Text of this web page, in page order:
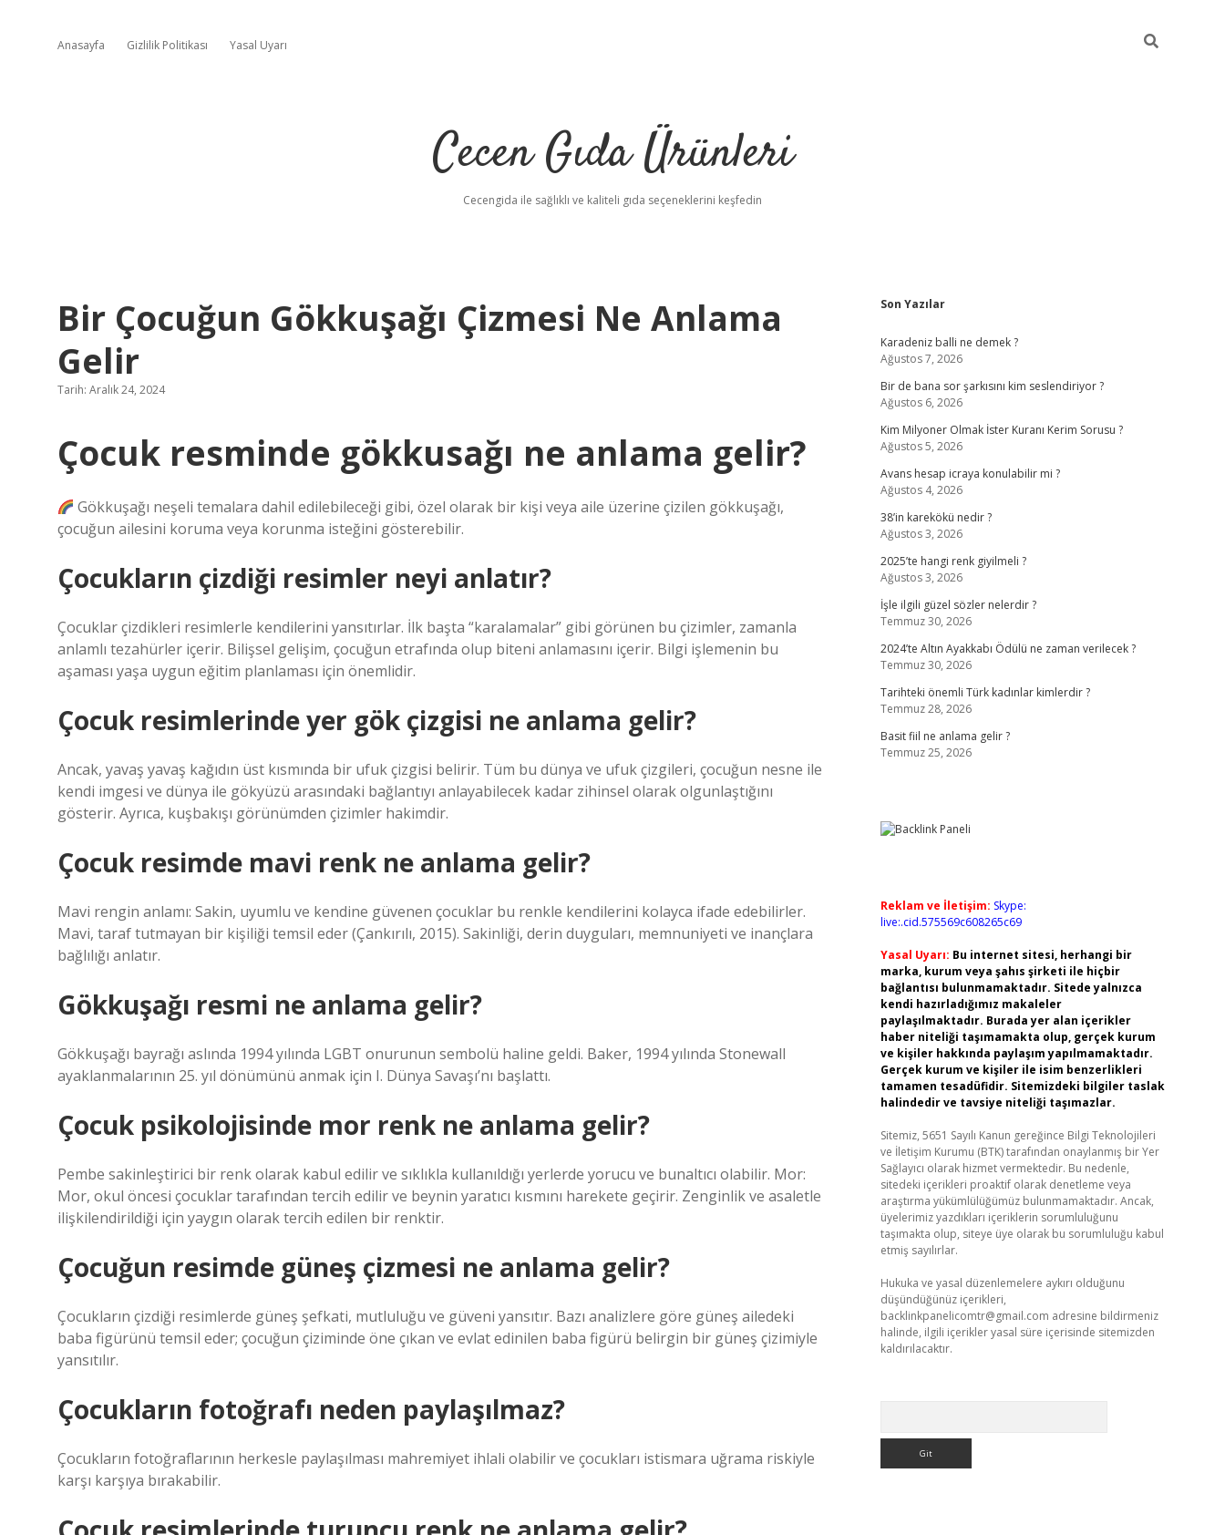
Anasayfa Gizlilik Politikası Yasal Uyarı
Cecen Gıda Ürünleri
Cecengida ile sağlıklı ve kaliteli gıda seçeneklerini keşfedin
Bir Çocuğun Gökkuşağı Çizmesi Ne Anlama
Gelir
Tarih: Aralık 24, 2024
Çocuk resminde gökkusağı ne anlama gelir?
Gökkuşağı neşeli temalara dahil edilebileceği gibi, özel olarak bir kişi veya aile üzerine çizilen gökkuşağı,
çocuğun ailesini koruma veya korunma isteğini gösterebilir.
Çocukların çizdiği resimler neyi anlatır?
Çocuklar çizdikleri resimlerle kendilerini yansıtırlar. İlk başta “karalamalar” gibi görünen bu çizimler, zamanla
anlamlı tezahürler içerir. Bilişsel gelişim, çocuğun etrafında olup biteni anlamasını içerir. Bilgi işlemenin bu
aşaması yaşa uygun eğitim planlaması için önemlidir.
Çocuk resimlerinde yer gök çizgisi ne anlama gelir?
Ancak, yavaş yavaş kağıdın üst kısmında bir ufuk çizgisi belirir. Tüm bu dünya ve ufuk çizgileri, çocuğun nesne ile
kendi imgesi ve dünya ile gökyüzü arasındaki bağlantıyı anlayabilecek kadar zihinsel olarak olgunlaştığını
gösterir. Ayrıca, kuşbakışı görünümden çizimler hakimdir.
Çocuk resimde mavi renk ne anlama gelir?
Mavi rengin anlamı: Sakin, uyumlu ve kendine güvenen çocuklar bu renkle kendilerini kolayca ifade edebilirler.
Mavi, taraf tutmayan bir kişiliği temsil eder (Çankırılı, 2015). Sakinliği, derin duyguları, memnuniyeti ve inançlara
bağlılığı anlatır.
Gökkuşağı resmi ne anlama gelir?
Gökkuşağı bayrağı aslında 1994 yılında LGBT onurunun sembolü haline geldi. Baker, 1994 yılında Stonewall
ayaklanmalarının 25. yıl dönümünü anmak için I. Dünya Savaşı’nı başlattı.
Çocuk psikolojisinde mor renk ne anlama gelir?
Pembe sakinleştirici bir renk olarak kabul edilir ve sıklıkla kullanıldığı yerlerde yorucu ve bunaltıcı olabilir. Mor:
Mor, okul öncesi çocuklar tarafından tercih edilir ve beynin yaratıcı kısmını harekete geçirir. Zenginlik ve asaletle
ilişkilendirildiği için yaygın olarak tercih edilen bir renktir.
Çocuğun resimde güneş çizmesi ne anlama gelir?
Çocukların çizdiği resimlerde güneş şefkati, mutluluğu ve güveni yansıtır. Bazı analizlere göre güneş ailedeki
baba figürünü temsil eder; çocuğun çiziminde öne çıkan ve evlat edinilen baba figürü belirgin bir güneş çizimiyle
yansıtılır.
Çocukların fotoğrafı neden paylaşılmaz?
Çocukların fotoğraflarının herkesle paylaşılması mahremiyet ihlali olabilir ve çocukları istismara uğrama riskiyle
karşı karşıya bırakabilir.
Sidebar
Son Yazılar
Karadeniz balli ne demek ?
Ağustos 7, 2026
Bir de bana sor şarkısını kim seslendiriyor ?
Ağustos 6, 2026
Kim Milyoner Olmak İster Kuranı Kerim Sorusu ?
Ağustos 5, 2026
Avans hesap icraya konulabilir mi ?
Ağustos 4, 2026
38’in karekökü nedir ?
Ağustos 3, 2026
2025’te hangi renk giyilmeli ?
Ağustos 3, 2026
İşle ilgili güzel sözler nelerdir ?
Temmuz 30, 2026
2024’te Altın Ayakkabı Ödülü ne zaman verilecek ?
Temmuz 30, 2026
Tarihteki önemli Türk kadınlar kimlerdir ?
Temmuz 28, 2026
Basit fiil ne anlama gelir ?
Temmuz 25, 2026
Reklam ve İletişim: Skype:
live:.cid.575569c608265c69
Yasal Uyarı: Bu internet sitesi, herhangi bir
marka, kurum veya şahıs şirketi ile hiçbir
bağlantısı bulunmamaktadır. Sitede yalnızca
kendi hazırladığımız makaleler
paylaşılmaktadır. Burada yer alan içerikler
haber niteliği taşımamakta olup, gerçek kurum
ve kişiler hakkında paylaşım yapılmamaktadır.
Gerçek kurum ve kişiler ile isim benzerlikleri
tamamen tesadüfidir. Sitemizdeki bilgiler taslak
halindedir ve tavsiye niteliği taşımazlar.
Sitemiz, 5651 Sayılı Kanun gereğince Bilgi Teknolojileri
ve İletişim Kurumu (BTK) tarafından onaylanmış bir Yer
Sağlayıcı olarak hizmet vermektedir. Bu nedenle,
sitedeki içerikleri proaktif olarak denetleme veya
araştırma yükümlülüğümüz bulunmamaktadır. Ancak,
üyelerimiz yazdıkları içeriklerin sorumluluğunu
taşımakta olup, siteye üye olarak bu sorumluluğu kabul
etmiş sayılırlar.
Hukuka ve yasal düzenlemelere aykırı olduğunu
düşündüğünüz içerikleri,
backlinkpanelicomtr@gmail.com adresine bildirmeniz
halinde, ilgili içerikler yasal süre içerisinde sitemizden
kaldırılacaktır.
https://hiltonbet-giris.com/